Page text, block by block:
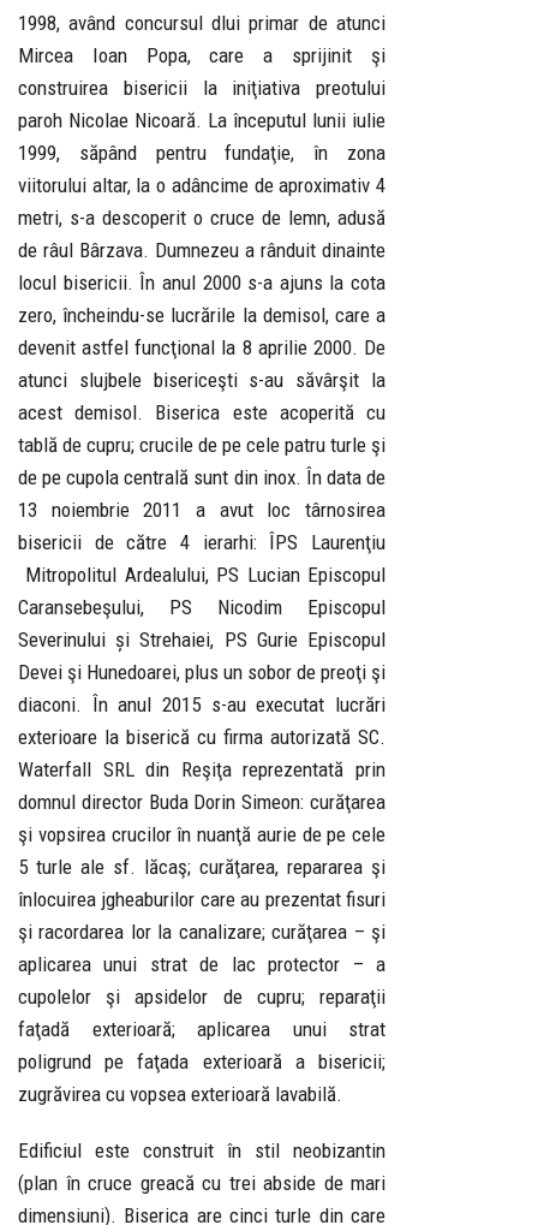
1998, având concursul dlui primar de atunci
Mircea Ioan Popa, care a sprijinit şi
construirea bisericii la iniţiativa preotului
paroh Nicolae Nicoară. La începutul lunii iulie
1999, săpând pentru fundaţie, în zona
viitorului altar, la o adâncime de aproximativ 4
metri, s-a descoperit o cruce de lemn, adusă
de râul Bârzava. Dumnezeu a rânduit dinainte
locul bisericii. În anul 2000 s-a ajuns la cota
zero, încheindu-se lucrările la demisol, care a
devenit astfel funcţional la 8 aprilie 2000. De
atunci slujbele bisericeşti s-au săvârşit la
acest demisol. Biserica este acoperită cu
tablă de cupru; crucile de pe cele patru turle şi
de pe cupola centrală sunt din inox. În data de
13 noiembrie 2011 a avut loc târnosirea
bisericii de către 4 ierarhi: ÎPS Laurenţiu
Mitropolitul Ardealului, PS Lucian Episcopul
Caransebeşului, PS Nicodim Episcopul
Severinului și Strehaiei, PS Gurie Episcopul
Devei şi Hunedoarei, plus un sobor de preoţi şi
diaconi. În anul 2015 s-au executat lucrări
exterioare la biserică cu firma autorizată SC.
Waterfall SRL din Reşiţa reprezentată prin
domnul director Buda Dorin Simeon: curăţarea
şi vopsirea crucilor în nuanţă aurie de pe cele
5 turle ale sf. lăcaş; curăţarea, repararea şi
înlocuirea jgheaburilor care au prezentat fisuri
şi racordarea lor la canalizare; curăţarea – şi
aplicarea unui strat de lac protector – a
cupolelor şi apsidelor de cupru; reparaţii
faţadă exterioară; aplicarea unui strat
poligrund pe faţada exterioară a bisericii;
zugrăvirea cu vopsea exterioară lavabilă.
Edificiul este construit în stil neobizantin
(plan în cruce greacă cu trei abside de mari
dimensiuni). Biserica are cinci turle din care